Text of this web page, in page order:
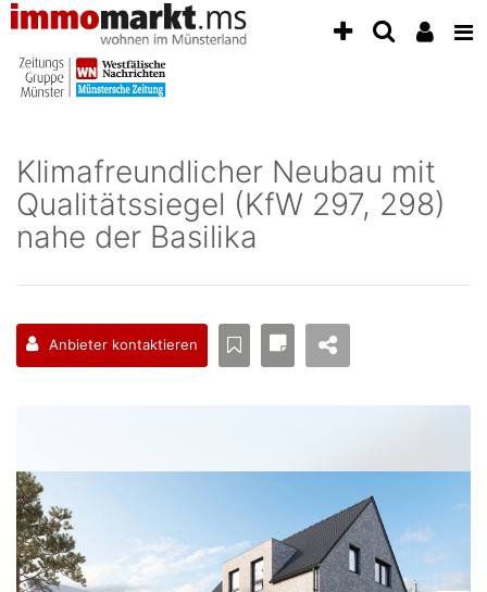
Accessibility
aktivieren
zur
zum
Inhalt
der
Anzeige
Klimafreundlicher Neubau mit
Qualitätssiegel (KfW 297, 298)
nahe der Basilika
Anbieter kontaktieren